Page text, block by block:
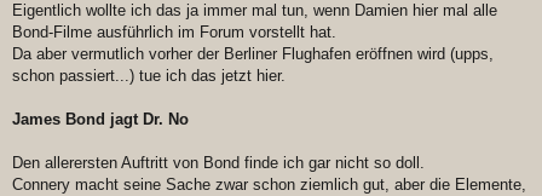
Eigentlich wollte ich das ja immer mal tun, wenn Damien hier mal alle
Bond-Filme ausführlich im Forum vorstellt hat.
Da aber vermutlich vorher der Berliner Flughafen eröffnen wird (upps,
schon passiert...) tue ich das jetzt hier.
James Bond jagt Dr. No
Den allerersten Auftritt von Bond finde ich gar nicht so doll.
Connery macht seine Sache zwar schon ziemlich gut, aber die Elemente,